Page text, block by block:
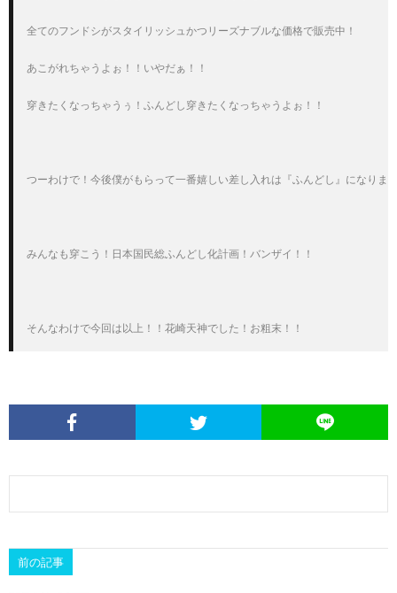
全てのフンドシがスタイリッシュかつリーズナブルな価格で販売中！
あこがれちゃうよぉ！！いやだぁ！！
穿きたくなっちゃうぅ！ふんどし穿きたくなっちゃうよぉ！！
つーわけで！今後僕がもらって一番嬉しい差し入れは『ふんどし』になりま
みんなも穿こう！日本国民総ふんどし化計画！バンザイ！！
そんなわけで今回は以上！！花崎天神でした！お粗末！！
前の記事